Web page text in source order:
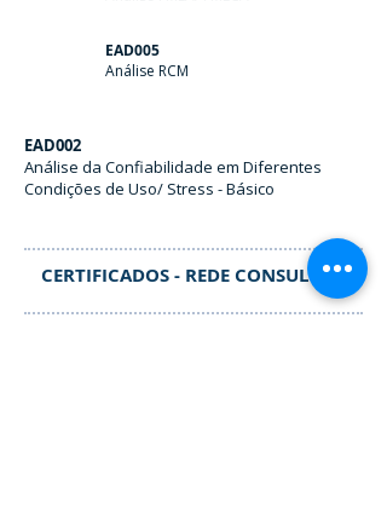
EAD005
Análise RCM
EAD002
Análise da Confiabilidade em Diferentes
Condições de Uso/ Stress - Básico
CERTIFICADOS - REDE CONSULTOR